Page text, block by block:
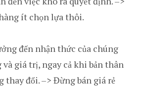
ít chọn lựa thôi.
đến nhận thức của chúng
và giá trị, ngay cả khi bản thân
thay đổi. –> Đừng bán giá rẻ